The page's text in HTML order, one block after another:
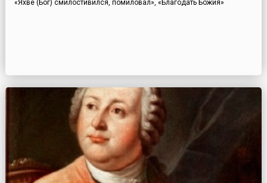
«Яхве (Бог) смилостивился, помиловал», «Благодать Божия»